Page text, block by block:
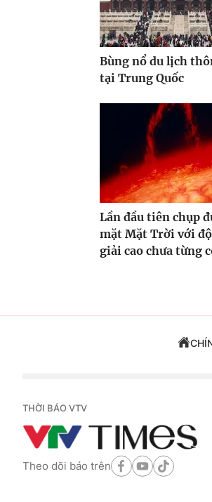
Bùng nổ du lịch
tại Trung Quốc
Lần đầu tiên chụp
mặt Mặt Trời với
giải cao chưa từng
THỜI BÁO VTV
Theo dõi báo trên